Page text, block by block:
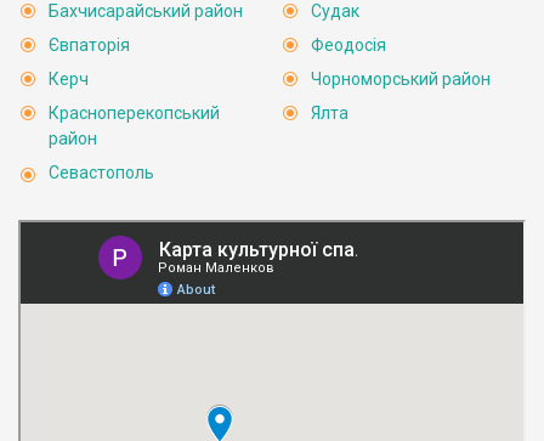
Бахчисарайський район
Євпаторія
Керч
Красноперекопський
район
Севастополь
Судак
Феодосія
Чорноморський район
Ялта